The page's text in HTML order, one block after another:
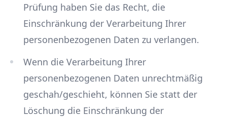
Prüfung haben Sie das Recht, die
Einschränkung der Verarbeitung Ihrer
personenbezogenen Daten zu verlangen.
Wenn die Verarbeitung Ihrer
personenbezogenen Daten unrechtmäßig
geschah/geschieht, können Sie statt der
Löschung die Einschränkung der